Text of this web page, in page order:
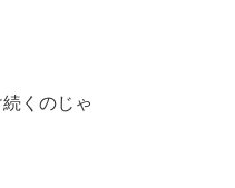
くのじゃ